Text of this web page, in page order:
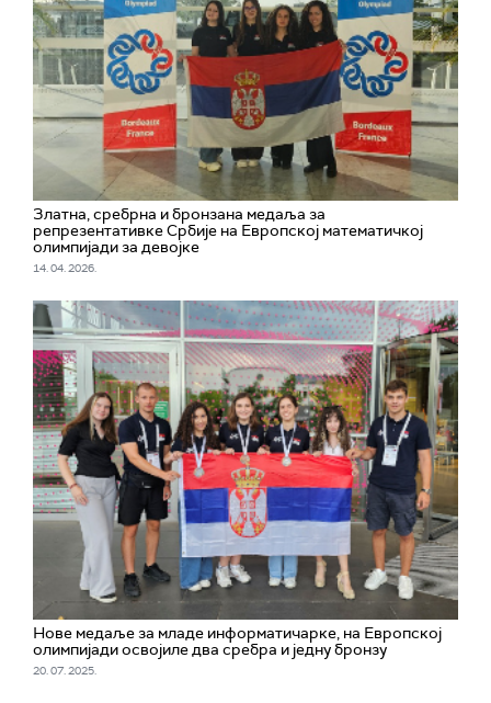
Златна, сребрна и бронзана медаља за
репрезентативке Србије на Европској математичкој
олимпијади за девојке
14. 04. 2026.
Нове медаље за младе информатичарке, на Европској
олимпијади освојиле два сребра и једну бронзу
20. 07. 2025.